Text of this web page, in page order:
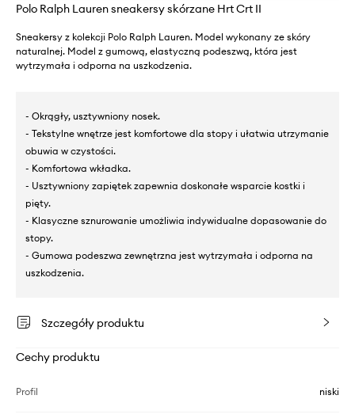
Polo Ralph Lauren sneakersy skórzane Hrt Crt II
Sneakersy z kolekcji Polo Ralph Lauren. Model wykonany ze skóry
naturalnej. Model z gumową, elastyczną podeszwą, która jest
wytrzymała i odporna na uszkodzenia.
- Okrągły, usztywniony nosek.
- Tekstylne wnętrze jest komfortowe dla stopy i ułatwia utrzymanie
obuwia w czystości.
- Komfortowa wkładka.
- Usztywniony zapiętek zapewnia doskonałe wsparcie kostki i
pięty.
- Klasyczne sznurowanie umożliwia indywidualne dopasowanie do
stopy.
- Gumowa podeszwa zewnętrzna jest wytrzymała i odporna na
uszkodzenia.
Szczegóły produktu
Cechy produktu
Profil niski